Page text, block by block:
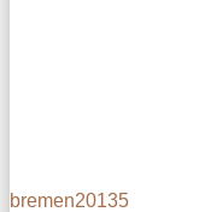
bremen20135